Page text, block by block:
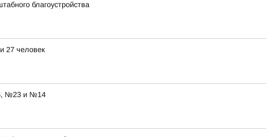
благоустройства
27 человек
№23 и №14